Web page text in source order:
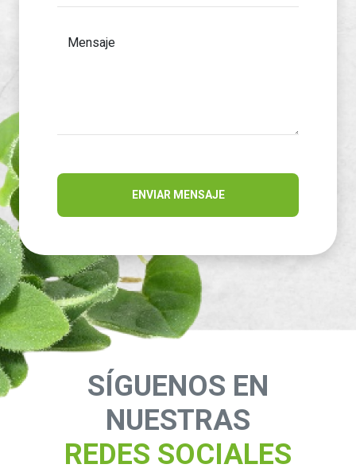
Mensaje
ENVIAR MENSAJE
SÍGUENOS EN
NUESTRAS
REDES SOCIALES